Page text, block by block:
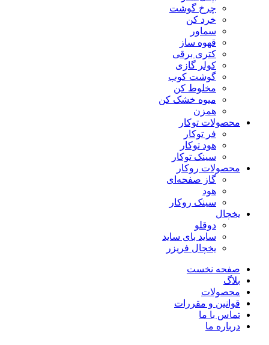
چرخ گوشت
خرد کن
سماور
قهوه ساز
کتری برقی
کولر گازی
گوشت کوب
مخلوط کن
میوه خشک کن
همزن
محصولات توکار
فر توکار
هود توکار
سینک توکار
محصولات روکار
گاز صفحه‌ای
هود
سینک روکار
یخچال
دوقلو
ساید بای ساید
یخچال فریزر
صفحه نخست
بلاگ
محصولات
قوانین و مقررات
تماس با ما
درباره ما